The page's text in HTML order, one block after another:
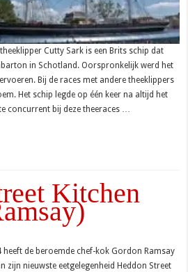
Cutty Sark is een Brits schip dat
in Schotland. Oorspronkelijk werd het
Bij de races met andere theeklippers
Het schip legde op één keer na altijd het
concurrent bij deze theeraces …
Kitchen
de beroemde chef-kok Gordon Ramsay
zijn nieuwste eetgelegenheid Heddon Street